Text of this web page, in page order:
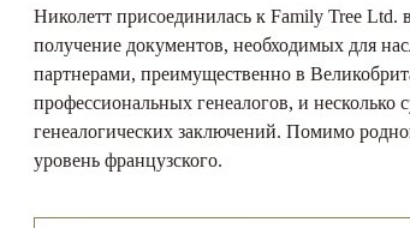
Николетт присоединилась к Family Tree Ltd.
получение документов, необходимых для
партнерами, преимущественно в
профессиональных генеалогов, и несколько
генеалогических заключений. Помимо
уровень французского.